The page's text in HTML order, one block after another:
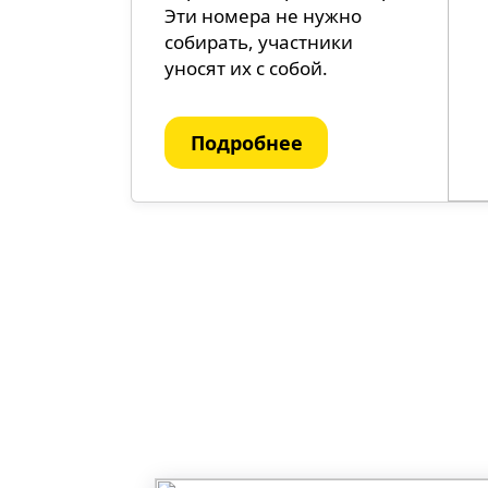
Эти номера не нужно
собирать, участники
уносят их с собой.
Подробнее